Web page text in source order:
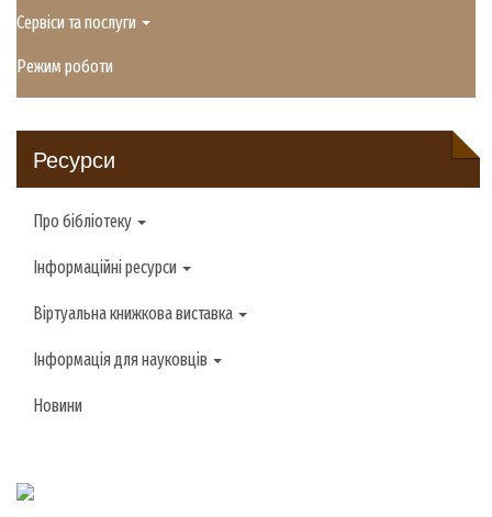
Сервіси та послуги
Режим роботи
Ресурси
Про бібліотеку
Інформаційні ресурси
Віртуальна книжкова виставка
Інформація для науковців
Новини